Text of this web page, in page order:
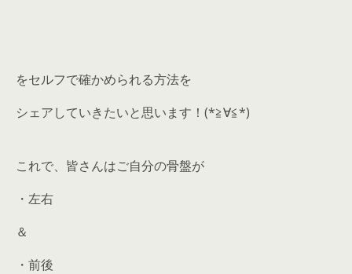
をセルフで確かめられる方法を
シェアしていきたいと思います！(*≧∀≦*)
これで、皆さんはご自分の骨盤が
・左右
＆
・前後